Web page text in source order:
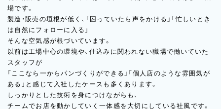
場です。
製造・販売の垣根が低く、「困っていたら声をかける」「忙しいとき
は自然にフォローに入る」
そんな空気感が根づいています。
以前は工場中心の環境や、仕込みに関われない職場で働いていた
スタッフが
「ここなら一からパンづくりができる」「個人店のような雰囲気が
ある」と感じて入社したケースも多くあります。
しっかりとした技術を身につけながらも、
チームでお店を動かしていく一体感を大切にしている社風です。